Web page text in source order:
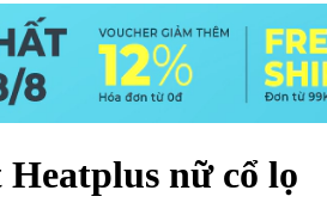
nữ cổ lọ